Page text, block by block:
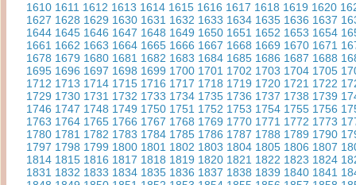
1610 1611 1612 1613 1614 1615 1616 1617 1618 1619 1620
1627 1628 1629 1630 1631 1632 1633 1634 1635 1636 1637
1644 1645 1646 1647 1648 1649 1650 1651 1652 1653 1654
1661 1662 1663 1664 1665 1666 1667 1668 1669 1670 1671
1678 1679 1680 1681 1682 1683 1684 1685 1686 1687 1688
1695 1696 1697 1698 1699 1700 1701 1702 1703 1704 1705
1712 1713 1714 1715 1716 1717 1718 1719 1720 1721 1722
1729 1730 1731 1732 1733 1734 1735 1736 1737 1738 1739
1746 1747 1748 1749 1750 1751 1752 1753 1754 1755 1756
1763 1764 1765 1766 1767 1768 1769 1770 1771 1772 1773
1780 1781 1782 1783 1784 1785 1786 1787 1788 1789 1790
1797 1798 1799 1800 1801 1802 1803 1804 1805 1806 1807
1814 1815 1816 1817 1818 1819 1820 1821 1822 1823 1824
1831 1832 1833 1834 1835 1836 1837 1838 1839 1840 1841